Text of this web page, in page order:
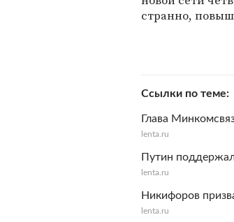
странно,
Ссылки по теме
Глава
lenta.ru
Путин
lenta.ru
Никифоров
lenta.ru